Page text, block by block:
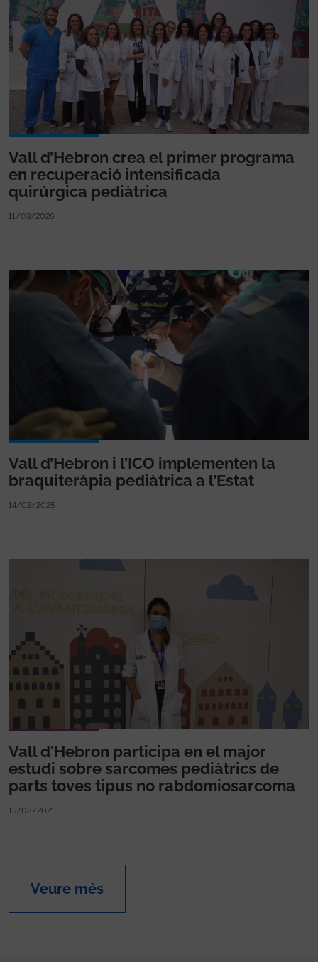
Vall d’Hebron crea el primer programa
en recuperació intensificada
quirúrgica pediàtrica
11/03/2026
Vall d’Hebron i l’ICO implementen la
braquiteràpia pediàtrica a l’Estat
14/02/2025
Vall d'Hebron participa en el major
estudi sobre sarcomes pediàtrics de
parts toves tipus no rabdomiosarcoma
15/08/2021
Veure més